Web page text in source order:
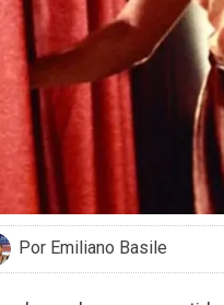
Por Emiliano Basile